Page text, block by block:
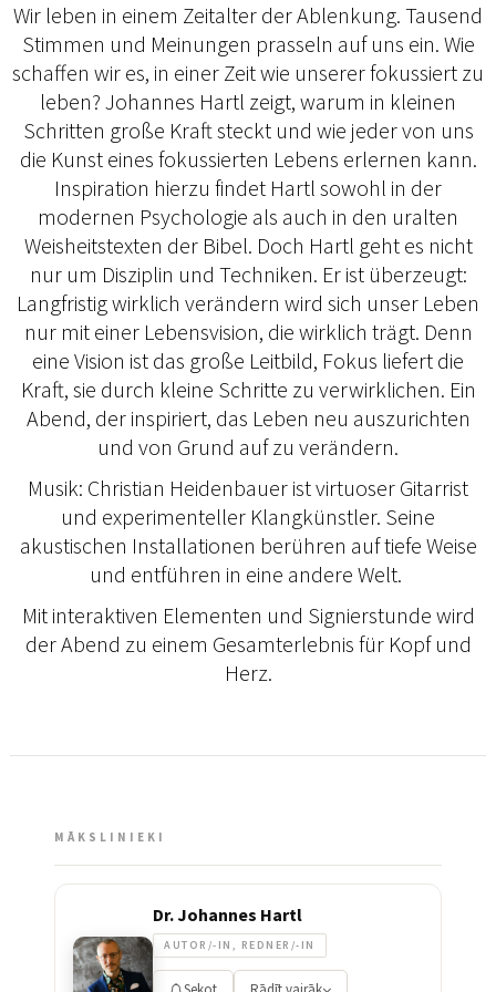
Wir leben in einem Zeitalter der Ablenkung. Tausend
Stimmen und Meinungen prasseln auf uns ein. Wie
schaffen wir es, in einer Zeit wie unserer fokussiert zu
leben? Johannes Hartl zeigt, warum in kleinen
Schritten große Kraft steckt und wie jeder von uns
die Kunst eines fokussierten Lebens erlernen kann.
Inspiration hierzu findet Hartl sowohl in der
modernen Psychologie als auch in den uralten
Weisheitstexten der Bibel. Doch Hartl geht es nicht
nur um Disziplin und Techniken. Er ist überzeugt:
Langfristig wirklich verändern wird sich unser Leben
nur mit einer Lebensvision, die wirklich trägt. Denn
eine Vision ist das große Leitbild, Fokus liefert die
Kraft, sie durch kleine Schritte zu verwirklichen. Ein
Abend, der inspiriert, das Leben neu auszurichten
und von Grund auf zu verändern.
Musik: Christian Heidenbauer ist virtuoser Gitarrist
und experimenteller Klangkünstler. Seine
akustischen Installationen berühren auf tiefe Weise
und entführen in eine andere Welt.
Mit interaktiven Elementen und Signierstunde wird
der Abend zu einem Gesamterlebnis für Kopf und
Herz.
MĀKSLINIEKI
Dr. Johannes Hartl
AUTOR/-IN, REDNER/-IN